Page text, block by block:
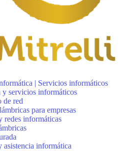
| Servicios informáticos
y servicios informáticos
de red
para empresas
redes informáticas
informática